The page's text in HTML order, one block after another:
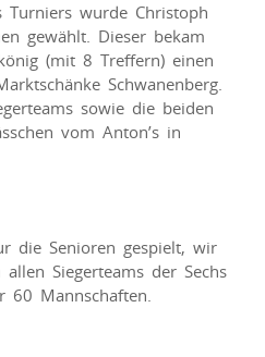
wurde Christoph
gewählt. Dieser bekam
(mit 8 Treffern) einen
Schwanenberg.
sowie die beiden
vom Anton’s in
die Senioren gespielt, wir
Siegerteams der Sechs
60 Mannschaften.